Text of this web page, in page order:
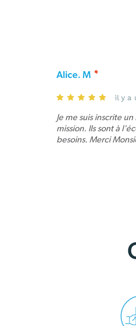
Alice. M
il y a
Je me suis inscrite
mission. Ils sont à
besoins. Merci